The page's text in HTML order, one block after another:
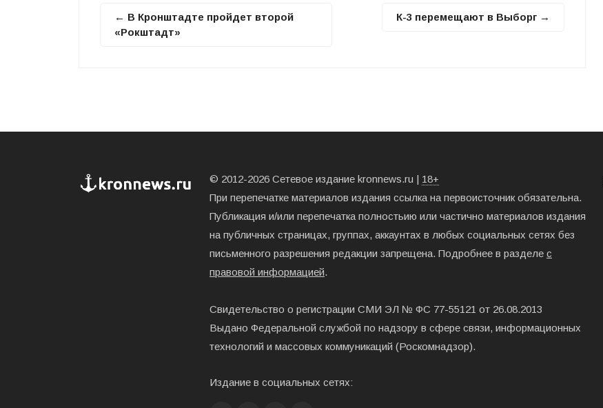
← В Кронштадте пройдет второй
«Рокштадт»
К-3 перемещают в Выборг →
© 2012-2026 Сетевое издание kronnews.ru | 18+
При перепечатке материалов издания ссылка на первоисточник обязательна.
Публикация и/или перепечатка полностьию или частично материалов издания
на публичных страницах, группах, аккаунтах в любых социальных сетях без
письменного разрешения редакции запрещена. Подробнее в разделе с
правовой информацией.
Свидетельство о регистрации СМИ ЭЛ № ФС 77-55121 от 26.08.2013
Выдано Федеральной службой по надзору в сфере связи, информационных
технологий и массовых коммуникаций (Роскомнадзор).
Издание в социальных сетях: